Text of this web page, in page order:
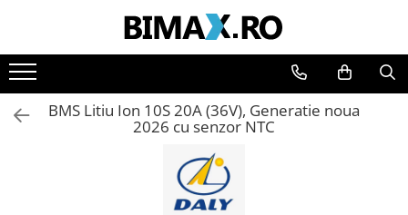
Toate Produsele
Triciclete Electrice
⬇ TIPURI
BMS Litiu Ion 10S 20A (36V), Generatie noua
2026 cu senzor NTC